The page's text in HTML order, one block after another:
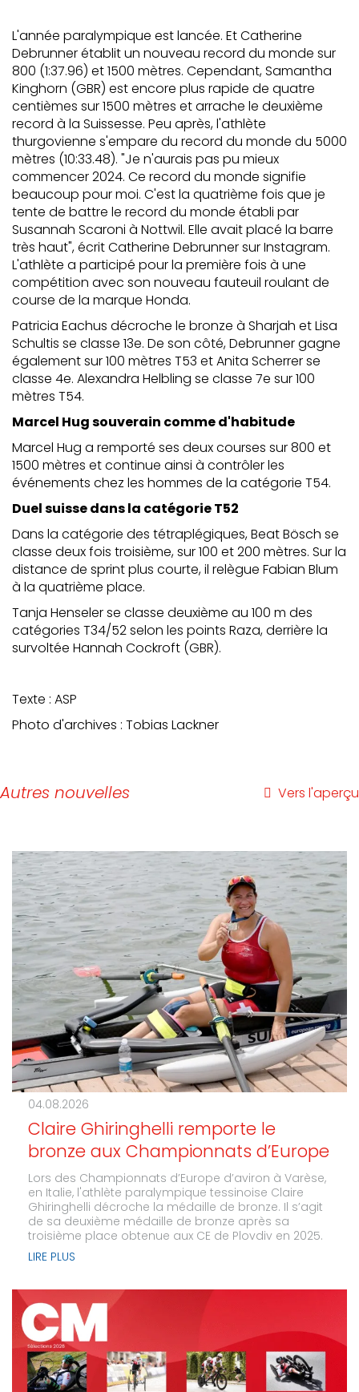
L'année paralympique est lancée. Et Catherine
Debrunner établit un nouveau record du monde sur
800 (1:37.96) et 1500 mètres. Cependant, Samantha
Kinghorn (GBR) est encore plus rapide de quatre
centièmes sur 1500 mètres et arrache le deuxième
record à la Suissesse. Peu après, l'athlète
thurgovienne s'empare du record du monde du 5000
mètres (10:33.48). "Je n'aurais pas pu mieux
commencer 2024. Ce record du monde signifie
beaucoup pour moi. C'est la quatrième fois que je
tente de battre le record du monde établi par
Susannah Scaroni à Nottwil. Elle avait placé la barre
très haut", écrit Catherine Debrunner sur Instagram.
L'athlète a participé pour la première fois à une
compétition avec son nouveau fauteuil roulant de
course de la marque Honda.
Patricia Eachus décroche le bronze à Sharjah et Lisa
Schultis se classe 13e. De son côté, Debrunner gagne
également sur 100 mètres T53 et Anita Scherrer se
classe 4e. Alexandra Helbling se classe 7e sur 100
mètres T54.
Marcel Hug souverain comme d'habitude
Marcel Hug a remporté ses deux courses sur 800 et
1500 mètres et continue ainsi à contrôler les
événements chez les hommes de la catégorie T54.
Duel suisse dans la catégorie T52
Dans la catégorie des tétraplégiques, Beat Bösch se
classe deux fois troisième, sur 100 et 200 mètres. Sur la
distance de sprint plus courte, il relègue Fabian Blum
à la quatrième place.
Tanja Henseler se classe deuxième au 100 m des
catégories T34/52 selon les points Raza, derrière la
survoltée Hannah Cockroft (GBR).
Texte : ASP
Photo d'archives : Tobias Lackner
Vers l'aperçu
Autres nouvelles
04.08.2026
Claire Ghiringhelli remporte le
bronze aux Championnats d’Europe
Lors des Championnats d’Europe d’aviron à Varèse,
en Italie, l'athlète paralympique tessinoise Claire
Ghiringhelli décroche la médaille de bronze. Il s’agit
de sa deuxième médaille de bronze après sa
troisième place obtenue aux CE de Plovdiv en 2025.
LIRE PLUS